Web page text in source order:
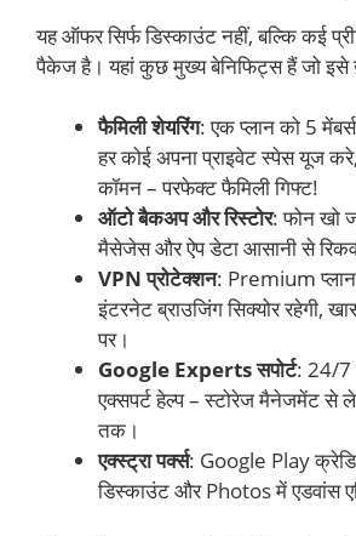
यह ऑफर सिर्फ डिस्काउंट नहीं, बल्कि कई
पैकेज है। यहां कुछ मुख्य बेनिफिट्स हैं जो इसे
फैमिली शेयरिंग: एक प्लान को 5
हर कोई अपना प्राइवेट स्पेस यूज
कॉमन – परफेक्ट फैमिली गिफ्ट!
ऑटो बैकअप और रिस्टोर: फोन खो
मैसेजेस और ऐप डेटा आसानी से
VPN प्रोटेक्शन: Premium
इंटरनेट ब्राउजिंग सिक्योर रहेगी,
पर।
Google Experts सपोर्ट: 24/7
एक्सपर्ट हेल्प – स्टोरेज मैनेजमेंट से
तक।
एक्स्ट्रा पर्क्स: Google Play
डिस्काउंट और Photos में एडवांस